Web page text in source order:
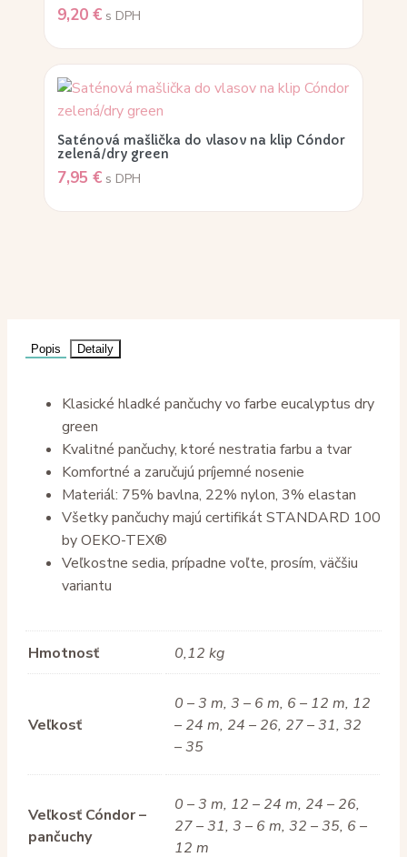
9,20 € s DPH
Saténová mašlička do vlasov na klip Cóndor
zelená/dry green
7,95 € s DPH
Popis Detaily
Klasické hladké pančuchy vo farbe eucalyptus dry
green
Kvalitné pančuchy, ktoré nestratia farbu a tvar
Komfortné a zaručujú príjemné nosenie
Materiál: 75% bavlna, 22% nylon, 3% elastan
Všetky pančuchy majú certifikát STANDARD 100
by OEKO-TEX®
Veľkostne sedia, prípadne voľte, prosím, väčšiu
variantu
Hmotnosť 0,12 kg
Veľkosť
0 – 3 m, 3 – 6 m, 6 – 12 m, 12
– 24 m, 24 – 26, 27 – 31, 32
– 35
Veľkosť Cóndor –
pančuchy
0 – 3 m, 12 – 24 m, 24 – 26,
27 – 31, 3 – 6 m, 32 – 35, 6 –
12 m